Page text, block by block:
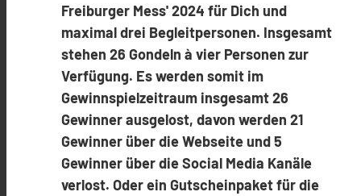
Freiburger Mess' 2024 für Dich und
maximal drei Begleitpersonen. Insgesamt
stehen 26 Gondeln à vier Personen zur
Verfügung. Es werden somit im
Gewinnspielzeitraum insgesamt 26
Gewinner ausgelost, davon werden 21
Gewinner über die Webseite und 5
Gewinner über die Social Media Kanäle
verlost. Oder ein Gutscheinpaket für die